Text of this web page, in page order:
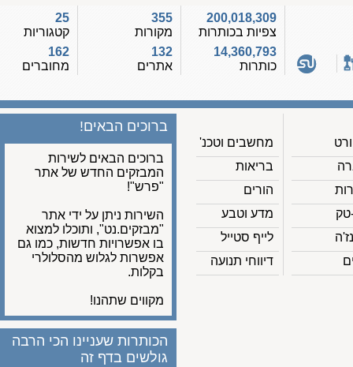
200,018,309
צפיות בכותרות
14,360,793
כותרות
355
מקורות
132
אתרים
קטגוריות
162
מחוברים
מחשבים וטכנ'
בריאות
הורים
מדע וטבע
לייף סטייל
דיווחי תנועה
ברוכים הבאים!
ברוכים הבאים לשירות
המבזקים החדש של אתר
"פרש"!
השירות ניתן על ידי אתר
"מבזקים.נט", ותוכלו למצוא
בו אפשרויות חדשות, כמו גם
אפשרות לגלוש מהסלולרי
בקלות.
מקווים שתהנו!
הכותרות שעניינו הכי הרבה
גולשים בדף זה